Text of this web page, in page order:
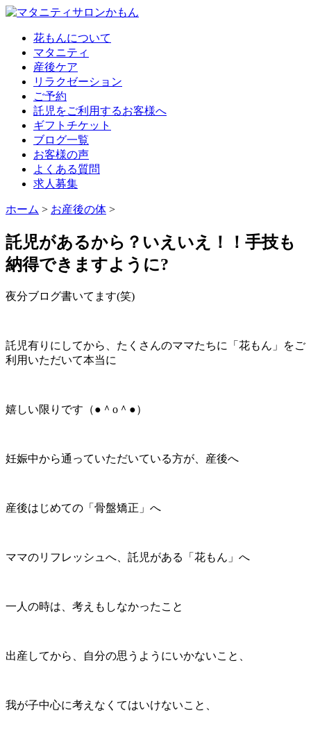
花もんについて
マタニティ
産後ケア
リラクゼーション
ご予約
託児をご利用するお客様へ
ギフトチケット
ブログ一覧
お客様の声
よくある質問
求人募集
ホーム > お産後の体 >
託児があるから？いえいえ！！手技も
納得できますように?
夜分ブログ書いてます(笑)
託児有りにしてから、たくさんのママたちに「花もん」をご
利用いただいて本当に
嬉しい限りです（●＾o＾●）
妊娠中から通っていただいている方が、産後へ
産後はじめての「骨盤矯正」へ
ママのリフレッシュへ、託児がある「花もん」へ
一人の時は、考えもしなかったこと
出産してから、自分の思うようにいかないこと、
我が子中心に考えなくてはいけないこと、